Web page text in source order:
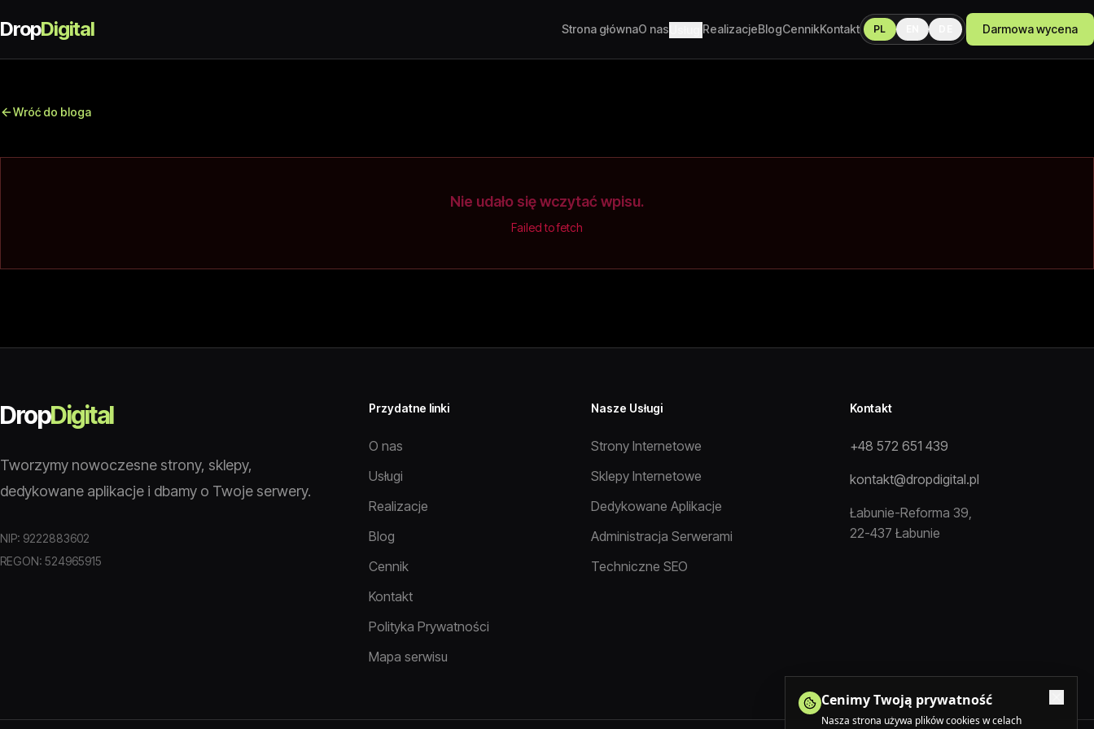
DropDigital Strona głównaO nas RealizacjeBlogCennikKontakt PL Darmowa wycena
Wróć do bloga
Nie udało się wczytać wpisu.
Failed to fetch
DropDigital
Tworzymy nowoczesne strony, sklepy,
dedykowane aplikacje i dbamy o Twoje serwery.
NIP: 9222883602
REGON: 524965915
Przydatne linki
O nas
Usługi
Realizacje
Blog
Cennik
Kontakt
Polityka Prywatności
Mapa serwisu
Nasze Usługi
Strony Internetowe
Sklepy Internetowe
Dedykowane Aplikacje
Administracja Serwerami
Techniczne SEO
Kontakt
+48 572 651 439
kontakt@dropdigital.pl
Łabunie-Reforma 39,
22-437 Łabunie
Cenimy Twoją prywatność
Nasza strona używa plików cookies w celach